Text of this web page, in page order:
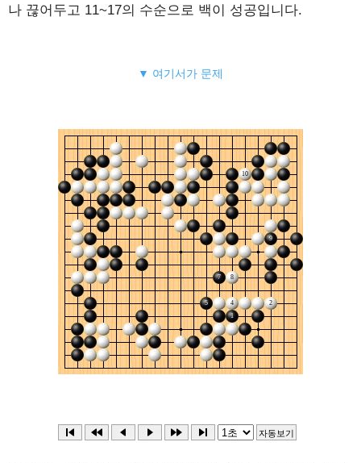
나 끊어두고 11~17의 수순으로 백이 성공입니다.
▼ 여기서가 문제